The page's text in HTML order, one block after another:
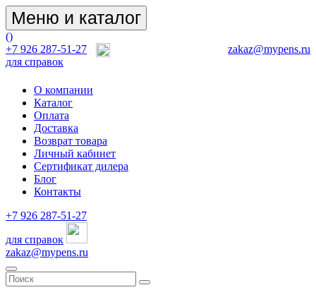
Меню и каталог
()
+7 926 287-51-27
для справок
zakaz@mypens.ru
О компании
Каталог
Оплата
Доставка
Возврат товара
Личный кабинет
Сертификат дилера
Блог
Контакты
+7 926 287-51-27
для справок
zakaz@mypens.ru